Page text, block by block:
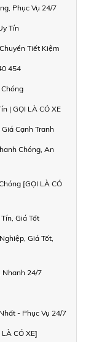
Phục Vụ 24/7
Tín
Tiết Kiệm
454
| GỌI LÀ CÓ XE
Cạnh Tranh
Chóng, An
[GỌI LÀ CÓ
Giá Tốt
Giá Tốt,
Nhanh 24/7
- Phục Vụ 24/7
CÓ XE]